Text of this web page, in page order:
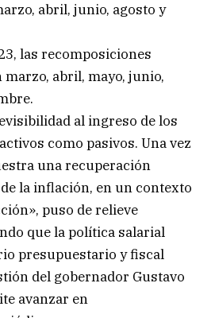
abril, junio, agosto y
las recomposiciones
abril, mayo, junio,
al ingreso de los
como pasivos. Una vez
una recuperación
la inflación, en un contexto
puso de relieve
que la política salarial
presupuestario y fiscal
del gobernador Gustavo
avanzar en